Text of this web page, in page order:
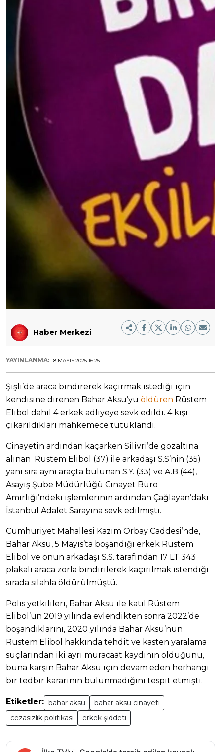
Haber Merkezi
YAYINLANMA: 8 MAYIS 2025 16:25
Şişli’de araca bindirerek kaçırmak istediği için
kendisine direnen Bahar Aksu’yu öldüren Rüstem
Elibol dahil 4 erkek adliyeye sevk edildi. 4 kişi
çıkarıldıkları mahkemece tutuklandı.
Cinayetin ardından kaçarken Silivri’de gözaltına
alınan Rüstem Elibol (37) ile arkadaşı S.S’nin (35)
yanı sıra aynı araçta bulunan S.Y. (33) ve A.B (44),
Asayiş Şube Müdürlüğü Cinayet Büro
Amirliği’ndeki işlemlerinin ardından Çağlayan’daki
İstanbul Adalet Sarayına sevk edilmişti.
Cumhuriyet Mahallesi Kazım Orbay Caddesi’nde,
Bahar Aksu, 5 Mayıs’ta boşandığı erkek Rüstem
Elibol ve onun arkadaşı S.S. tarafından 17 LT 343
plakalı araca zorla bindirilerek kaçırılmak istendiği
sırada silahla öldürülmüştü.
Polis yetkilileri, Bahar Aksu ile katil Rüstem
Elibol’un 2019 yılında evlendikten sonra 2022’de
boşandıklarını, 2020 yılında Bahar Aksu’nun
Rüstem Elibol hakkında tehdit ve kasten yaralama
suçlarından iki ayrı müracaat kaydının olduğunu,
buna karşın Bahar Aksu için devam eden herhangi
bir tedbir kararının bulunmadığını tespit etmişti.
Etiketler: bahar aksu
bahar aksu cinayeti
cezasızlık politikası
erkek şiddeti